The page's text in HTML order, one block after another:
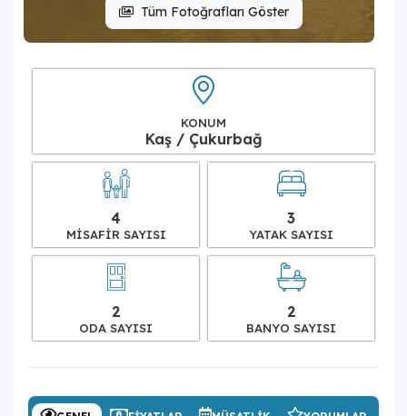
Tüm Fotoğrafları Göster
KONUM
Kaş / Çukurbağ
4
MISAFIR SAYISI
3
YATAK SAYISI
2
ODA SAYISI
2
BANYO SAYISI